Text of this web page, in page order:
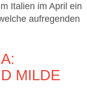
Italien im April ein
aufregenden
MILDE